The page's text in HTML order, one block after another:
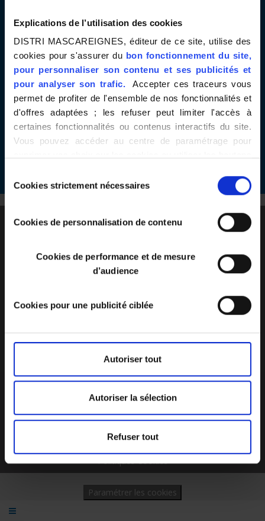
Explications de l’utilisation des cookies
DISTRI MASCAREIGNES, éditeur de ce site, utilise des
cookies pour s'assurer du bon fonctionnement du site,
pour personnaliser son contenu et ses publicités et
pour analyser son trafic. Accepter ces traceurs vous
permet de profiter de l'ensemble de nos fonctionnalités et
d'offres adaptées ; les refuser peut limiter l'accès à
certaines fonctionnalités ou contenus interactifs du site.
Vous pouvez accéder au centre de paramétrage pour
valable uniquement sur ce site pour une durée de 6 mois.
Vous pouvez changer d'avis à tout moment en cliquant
sur le bouton "paramétrer les cookies" en bas de chaque
page de notre site.
duCookies strictement nécessaires
Cookies de personnalisation de contenu
Cookies de performance et de mesure
d’audience
Cookies pour une publicité ciblée
Autoriser tout
Autoriser la sélection
Refuser tout
CAMPAGNE ALTERNANCE
E.Leclerc
Performances croisées
LABEL HAPPY TRAINEES
Job Dating Party 3 : inscrivez-vous !
Plan du site
Mentions légales
Nous contacter
Politiques Cookies
Paramétrer les cookies